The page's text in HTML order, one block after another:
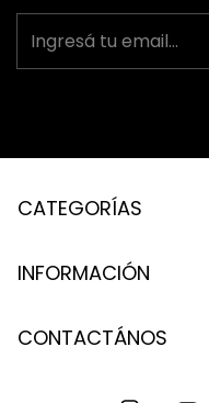
CATEGORÍAS
INFORMACIÓN
CONTACTÁNOS